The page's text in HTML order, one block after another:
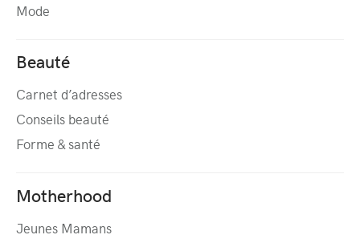
Mode
Beauté
Carnet d’adresses
Conseils beauté
Forme & santé
Motherhood
Jeunes Mamans